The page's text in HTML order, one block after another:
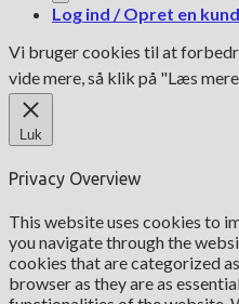
Log ind / Opret en
Vi bruger cookies til at
vide mere, så klik på "Læs
Luk
Privacy Overview
This website uses cookies to
you navigate through the
cookies that are categorized
browser as they are as